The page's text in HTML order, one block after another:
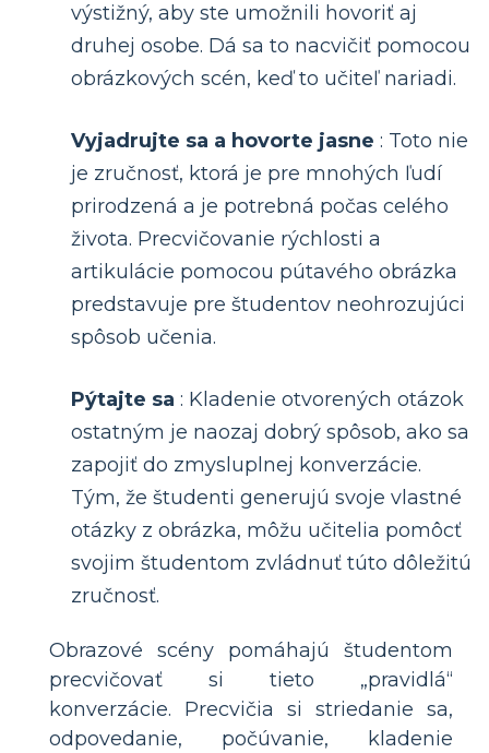
výstižný, aby ste umožnili hovoriť aj
druhej osobe. Dá sa to nacvičiť pomocou
obrázkových scén, keď to učiteľ nariadi.
Vyjadrujte sa a hovorte jasne : Toto nie
je zručnosť, ktorá je pre mnohých ľudí
prirodzená a je potrebná počas celého
života. Precvičovanie rýchlosti a
artikulácie pomocou pútavého obrázka
predstavuje pre študentov neohrozujúci
spôsob učenia.
Pýtajte sa : Kladenie otvorených otázok
ostatným je naozaj dobrý spôsob, ako sa
zapojiť do zmysluplnej konverzácie.
Tým, že študenti generujú svoje vlastné
otázky z obrázka, môžu učitelia pomôcť
svojim študentom zvládnuť túto dôležitú
zručnosť.
Obrazové scény pomáhajú študentom
precvičovať si tieto „pravidlá“
konverzácie. Precvičia si striedanie sa,
odpovedanie, počúvanie, kladenie